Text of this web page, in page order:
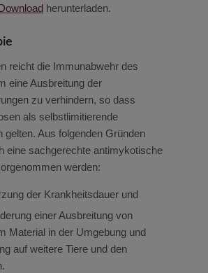
herunterladen.
reicht die Immunabwehr des
eine Ausbreitung der
zu verhindern, so dass
als selbstlimitierende
gelten. Aus folgenden Gründen
eine sachgerechte antimykotische
werden:
der Krankheitsdauer und
einer Ausbreitung von
Material in der Umgebung und
auf weitere Tiere und den